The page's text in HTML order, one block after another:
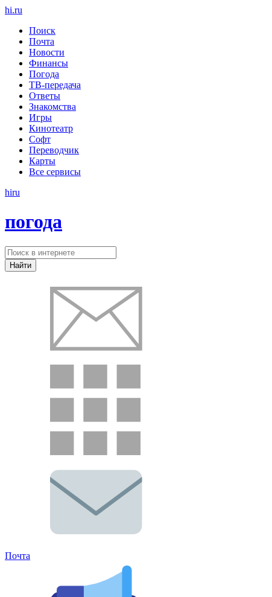
hi.ru
Поиск
Почта
Новости
Финансы
Погода
ТВ-передача
Ответы
Знакомства
Игры
Кинотеатр
Софт
Переводчик
Карты
Все сервисы
hiru
погода
Найти
Почта